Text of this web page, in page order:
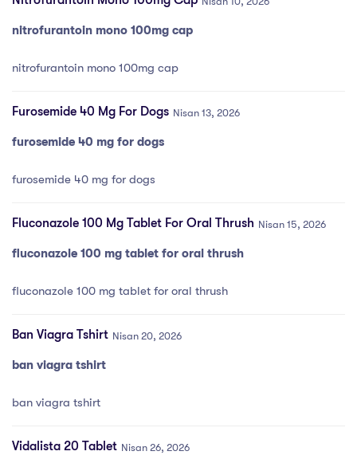
nitrofurantoin mono 100mg cap
nitrofurantoin mono 100mg cap
Furosemide 40 Mg For Dogs Nisan 13, 2026
furosemide 40 mg for dogs
furosemide 40 mg for dogs
Fluconazole 100 Mg Tablet For Oral Thrush Nisan 15, 2026
fluconazole 100 mg tablet for oral thrush
fluconazole 100 mg tablet for oral thrush
Ban Viagra Tshirt Nisan 20, 2026
ban viagra tshirt
ban viagra tshirt
Vidalista 20 Tablet Nisan 26, 2026